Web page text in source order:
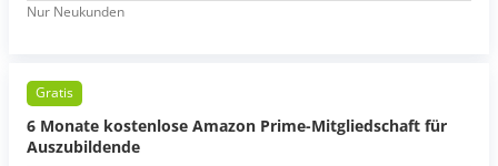
Nur Neukunden
Gratis
6 Monate kostenlose Amazon Prime-Mitgliedschaft für
Auszubildende